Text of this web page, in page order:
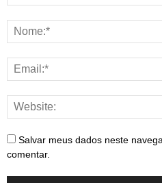
Salvar meus dados neste
comentar.